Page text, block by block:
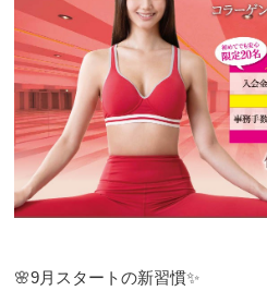
🌸9月スタートの新習慣✨